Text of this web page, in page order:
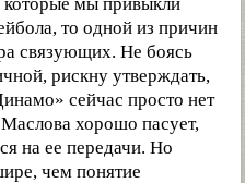
то одной из причин
связующих. Не боясь
рискну утверждать,
сейчас просто нет
хорошо пасует,
на ее передачи. Но
чем понятие